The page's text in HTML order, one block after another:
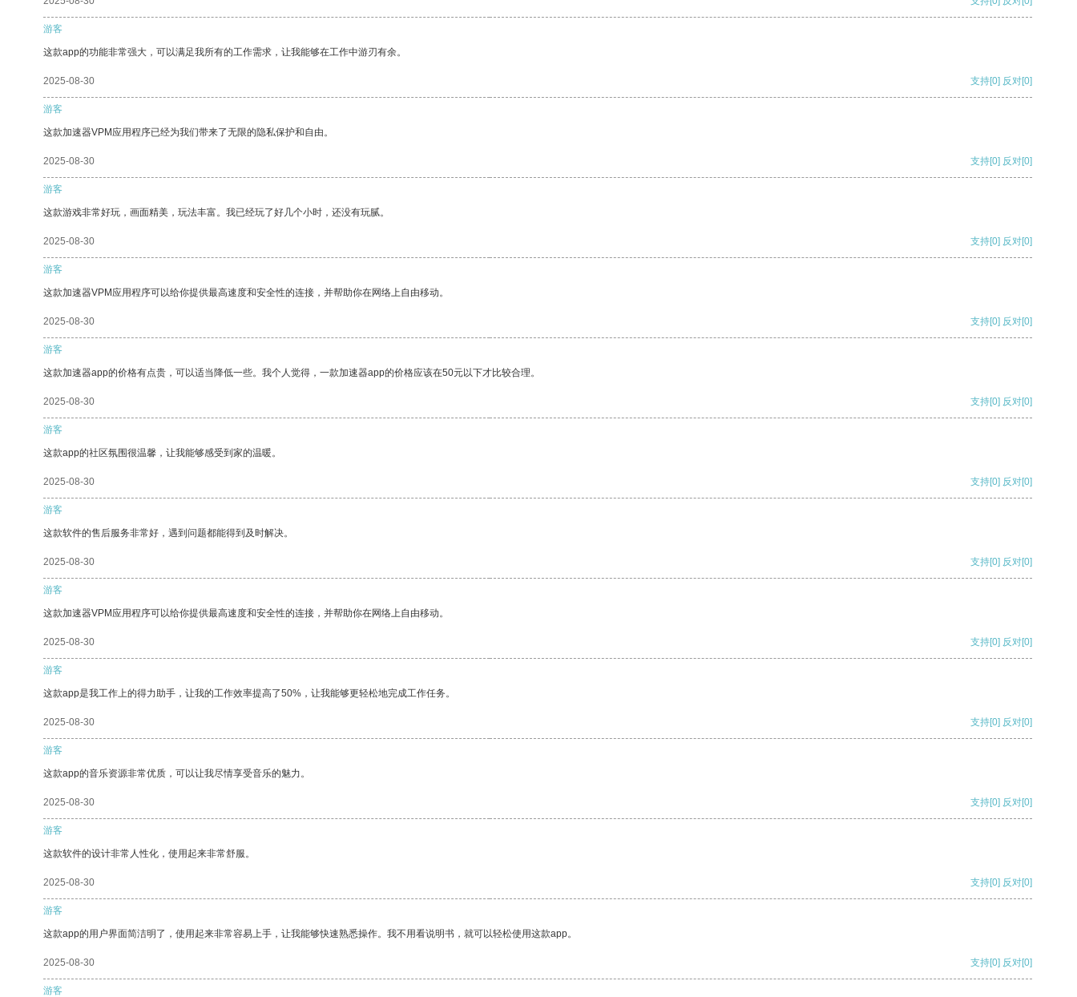
游客
这款app的功能非常强大，可以满足我所有的工作需求，让我能够在工作中游刃有余。
2025-08-30 支持[0] 反对[0]
游客
这款加速器VPM应用程序已经为我们带来了无限的隐私保护和自由。
2025-08-30 支持[0] 反对[0]
游客
这款游戏非常好玩，画面精美，玩法丰富。我已经玩了好几个小时，还没有玩腻。
2025-08-30 支持[0] 反对[0]
游客
这款加速器VPM应用程序可以给你提供最高速度和安全性的连接，并帮助你在网络上自由移动。
2025-08-30 支持[0] 反对[0]
游客
这款加速器app的价格有点贵，可以适当降低一些。我个人觉得，一款加速器app的价格应该在50元以下才比较合理。
2025-08-30 支持[0] 反对[0]
游客
这款app的社区氛围很温馨，让我能够感受到家的温暖。
2025-08-30 支持[0] 反对[0]
游客
这款软件的售后服务非常好，遇到问题都能得到及时解决。
2025-08-30 支持[0] 反对[0]
游客
这款加速器VPM应用程序可以给你提供最高速度和安全性的连接，并帮助你在网络上自由移动。
2025-08-30 支持[0] 反对[0]
游客
这款app是我工作上的得力助手，让我的工作效率提高了50%，让我能够更轻松地完成工作任务。
2025-08-30 支持[0] 反对[0]
游客
这款app的音乐资源非常优质，可以让我尽情享受音乐的魅力。
2025-08-30 支持[0] 反对[0]
游客
这款软件的设计非常人性化，使用起来非常舒服。
2025-08-30 支持[0] 反对[0]
游客
这款app的用户界面简洁明了，使用起来非常容易上手，让我能够快速熟悉操作。我不用看说明书，就可以轻松使用这款app。
2025-08-30 支持[0] 反对[0]
游客